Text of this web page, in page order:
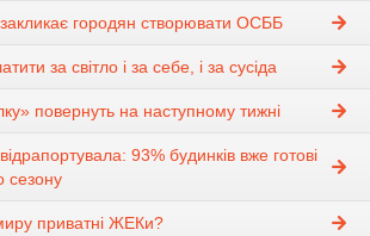
городян створювати ОСББ
за світло і за себе, і за сусіда
повернуть на наступному тижні
93% будинків вже готові
сезону
приватні ЖЕКи?